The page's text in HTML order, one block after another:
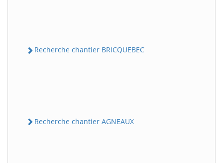
Recherche chantier BRICQUEBEC
Recherche chantier AGNEAUX